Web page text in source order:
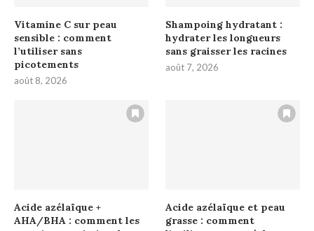
Vitamine C sur peau
sensible : comment
l’utiliser sans
picotements
août 8, 2026
Shampoing hydratant :
hydrater les longueurs
sans graisser les racines
août 7, 2026
Acide azélaïque +
AHA/BHA : comment les
Acide azélaïque et peau
grasse : comment